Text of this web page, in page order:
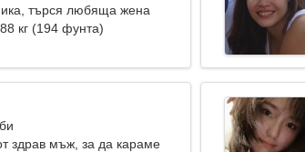
търся любяща жена
кг (194 фунта)
здрав мъж, за да караме